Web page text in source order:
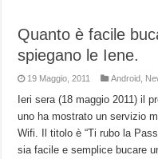
Brondi Amico VERO 4G : Focus
Quanto è facile
spiegano le Iene.
19 Maggio, 2011 Android
Ieri sera (18 maggio 2011) il
uno ha mostrato un servizio
Wifi. Il titolo è “Ti rubo la
sia facile e semplice bucare